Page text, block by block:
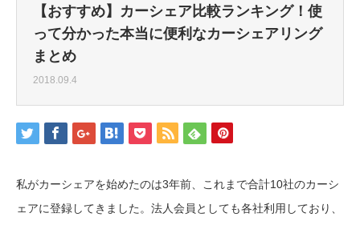
【おすすめ】カーシェア比較ランキング！使
って分かった本当に便利なカーシェアリング
まとめ
2018.09.4
私がカーシェアを始めたのは3年前、これまで合計10社のカーシ
ェアに登録してきました。法人会員としても各社利用しており、